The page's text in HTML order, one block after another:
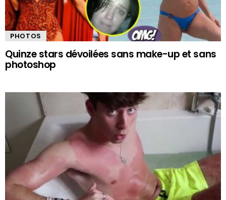
PHOTOS
Quinze stars dévoilées sans make-up et sans
photoshop